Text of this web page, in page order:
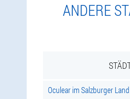
ANDERE
Oculear im Salzburger Land